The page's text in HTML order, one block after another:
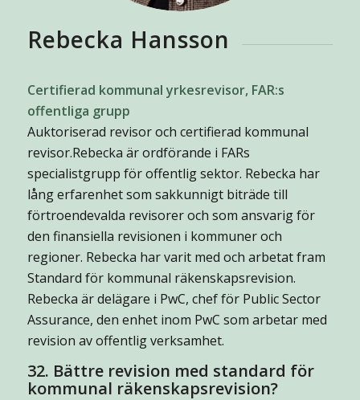
Rebecka Hansson
Certifierad kommunal yrkesrevisor, FAR:s
offentliga grupp
Auktoriserad revisor och certifierad kommunal
revisor.​Rebecka är ordförande i FARs
specialistgrupp för offentlig sektor. Rebecka har
lång erfarenhet som sakkunnigt biträde till
förtroendevalda revisorer och som ansvarig för
den finansiella revisionen i kommuner och
regioner. Rebecka har varit med och arbetat fram
Standard för kommunal räkenskapsrevision.
Rebecka är delägare i PwC, chef för Public Sector
Assurance, den enhet inom PwC som arbetar med
revision av offentlig verksamhet.
32. Bättre revision med standard för
kommunal räkenskapsrevision?